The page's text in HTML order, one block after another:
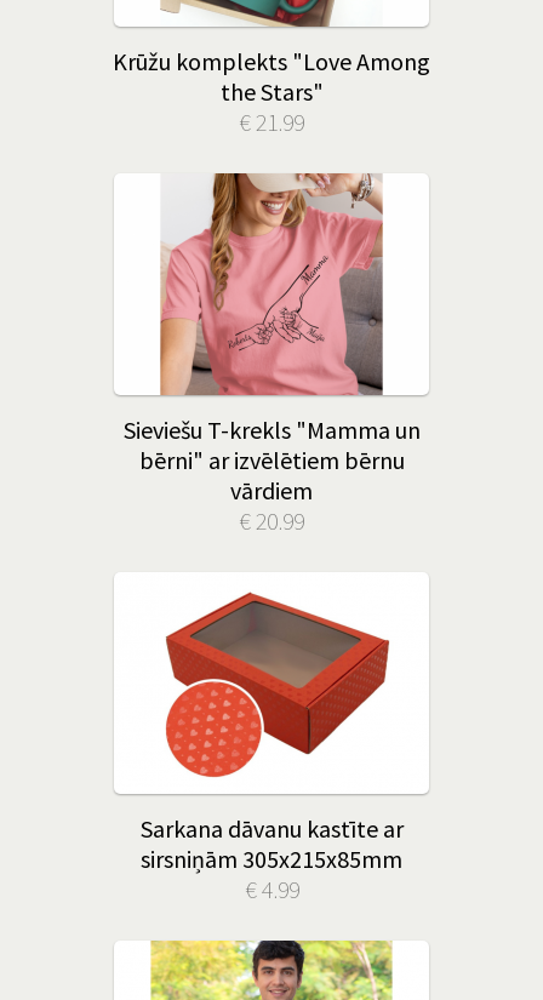
Krūžu komplekts "Love Among
the Stars"
€ 21.99
Sieviešu T-krekls "Mamma un
bērni" ar izvēlētiem bērnu
vārdiem
€ 20.99
Sarkana dāvanu kastīte ar
sirsniņām 305x215x85mm
€ 4.99